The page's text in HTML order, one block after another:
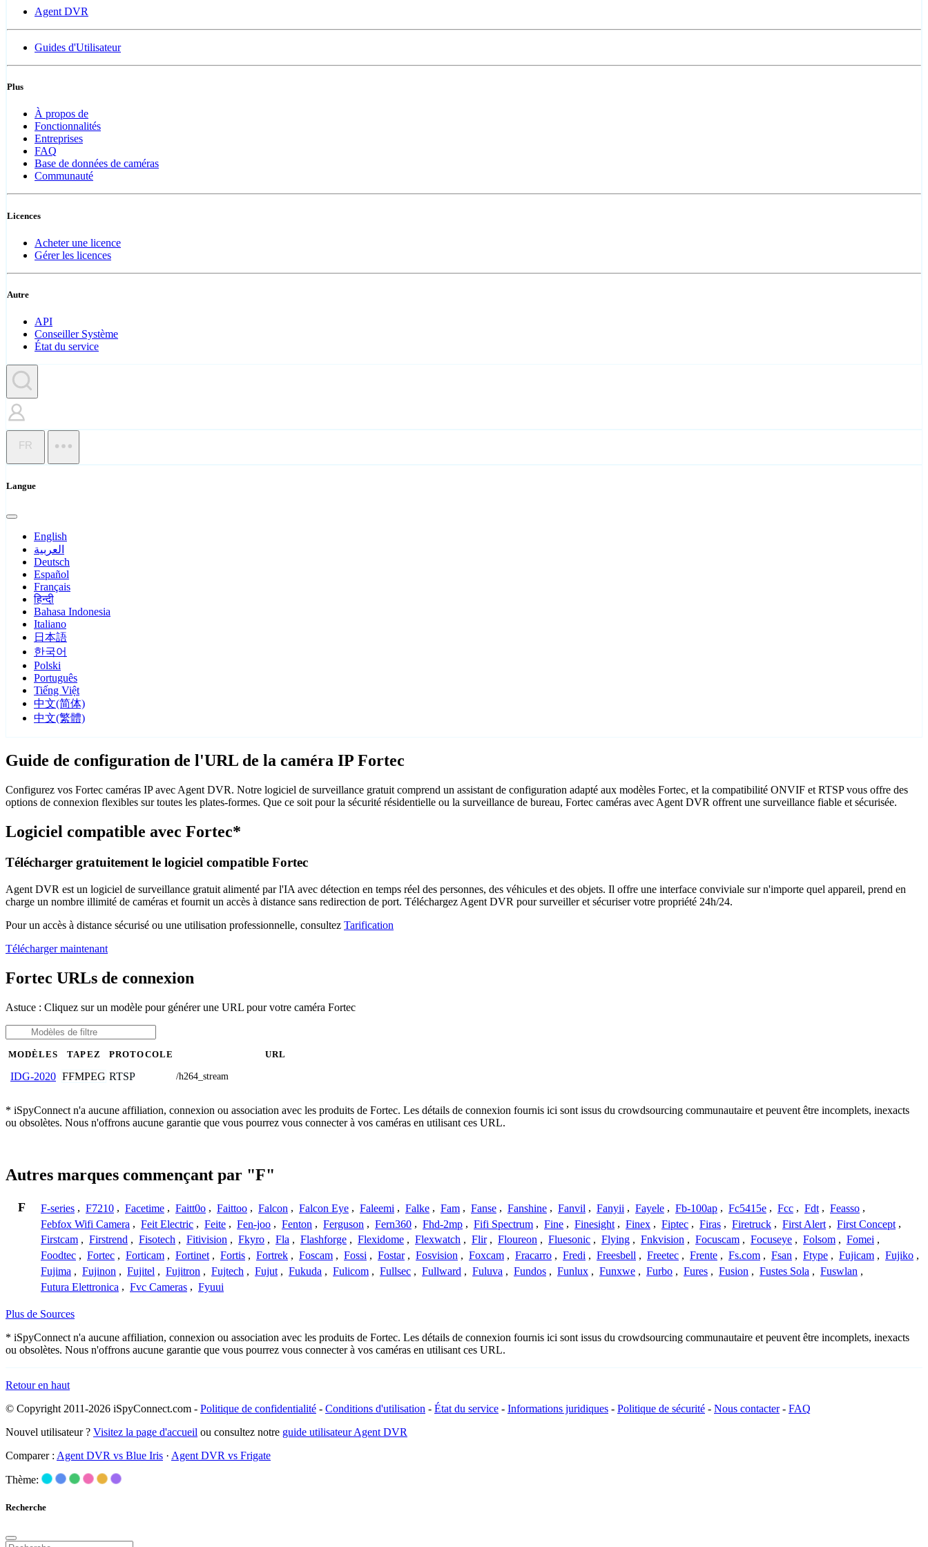
Agent DVR
Guides d'Utilisateur
Plus
À propos de
Fonctionnalités
Entreprises
FAQ
Base de données de caméras
Communauté
Licences
Acheter une licence
Gérer les licences
Autre
API
Conseiller Système
État du service
FR
Langue
English
العربية
Deutsch
Español
Français
हिन्दी
Bahasa Indonesia
Italiano
日本語
한국어
Polski
Português
Tiếng Việt
中文(简体)
中文(繁體)
Guide de configuration de l'URL de la caméra IP Fortec
Configurez vos Fortec caméras IP avec Agent DVR. Notre logiciel de surveillance gratuit comprend un assistant de configuration adapté aux modèles Fortec, et la compatibilité ONVIF et RTSP vous offre des
options de connexion flexibles sur toutes les plates-formes. Que ce soit pour la sécurité résidentielle ou la surveillance de bureau, Fortec caméras avec Agent DVR offrent une surveillance fiable et sécurisée.
Logiciel compatible avec Fortec*
Télécharger gratuitement le logiciel compatible Fortec
Agent DVR est un logiciel de surveillance gratuit alimenté par l'IA avec détection en temps réel des personnes, des véhicules et des objets. Il offre une interface conviviale sur n'importe quel appareil, prend en
charge un nombre illimité de caméras et fournit un accès à distance sans redirection de port. Téléchargez Agent DVR pour surveiller et sécuriser votre propriété 24h/24.
Pour un accès à distance sécurisé ou une utilisation professionnelle, consultez Tarification
Télécharger maintenant
Fortec URLs de connexion
Astuce : Cliquez sur un modèle pour générer une URL pour votre caméra Fortec
MODÈLES TAPEZ PROTOCOLE URL
IDG-2020 FFMPEG RTSP /h264_stream
* iSpyConnect n'a aucune affiliation, connexion ou association avec les produits de Fortec. Les détails de connexion fournis ici sont issus du crowdsourcing communautaire et peuvent être incomplets, inexacts
ou obsolètes. Nous n'offrons aucune garantie que vous pourrez vous connecter à vos caméras en utilisant ces URL.
Autres marques commençant par "F"
F F-series , F7210 , Facetime , Faitt0o , Faittoo , Falcon , Falcon Eye , Faleemi , Falke , Fam , Fanse , Fanshine , Fanvil , Fanyii , Fayele , Fb-100ap , Fc5415e , Fcc , Fdt , Feasso ,
Febfox Wifi Camera , Feit Electric , Feite , Fen-joo , Fenton , Ferguson , Fern360 , Fhd-2mp , Fifi Spectrum , Fine , Finesight , Finex , Fiptec , Firas , Firetruck , First Alert , First Concept ,
Firstcam , Firstrend , Fisotech , Fitivision , Fkyro , Fla , Flashforge , Flexidome , Flexwatch , Flir , Floureon , Fluesonic , Flying , Fnkvision , Focuscam , Focuseye , Folsom , Fomei ,
Foodtec , Fortec , Forticam , Fortinet , Fortis , Fortrek , Foscam , Fossi , Fostar , Fosvision , Foxcam , Fracarro , Fredi , Freesbell , Freetec , Frente , Fs.com , Fsan , Ftype , Fujicam , Fujiko ,
Fujima , Fujinon , Fujitel , Fujitron , Fujtech , Fujut , Fukuda , Fulicom , Fullsec , Fullward , Fuluva , Fundos , Funlux , Funxwe , Furbo , Fures , Fusion , Fustes Sola , Fuswlan ,
Futura Elettronica , Fvc Cameras , Fyuui
Plus de Sources
* iSpyConnect n'a aucune affiliation, connexion ou association avec les produits de Fortec. Les détails de connexion fournis ici sont issus du crowdsourcing communautaire et peuvent être incomplets, inexacts
ou obsolètes. Nous n'offrons aucune garantie que vous pourrez vous connecter à vos caméras en utilisant ces URL.
Retour en haut
© Copyright 2011-2026 iSpyConnect.com - Politique de confidentialité - Conditions d'utilisation - État du service - Informations juridiques - Politique de sécurité - Nous contacter- FAQ
Nouvel utilisateur ? Visitez la page d'accueil ou consultez notre guide utilisateur Agent DVR
Comparer : Agent DVR vs Blue Iris · Agent DVR vs Frigate
Thème:
Recherche